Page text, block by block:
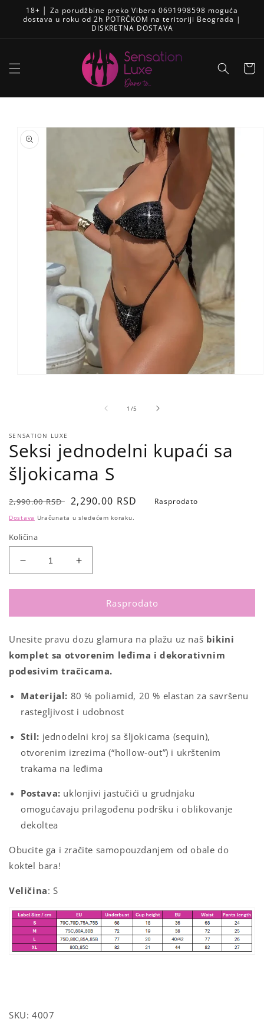
na
sadržaj
18+ │ Za porudžbine preko Vibera 0691998598 moguća
dostava u roku od 2h POTRČKOM na teritoriji Beograda |
DISKRETNA DOSTAVA
Korpa
information
1 /of5
SENSATION LUXE
Seksi jednodelni kupaći sa
šljokicama S
Regular
price
2,990.00 RSD Sale
price
2,290.00 RSD Rasprodato
Dostava Uračunata u sledećem koraku.
Količina
Smanji
količinu
za
jednodelni
sa
šljokicama
S
Povećaj
količinu
za
jednodelni
sa
šljokicama
Rasprodato
Unesite pravu dozu glamura na plažu uz naš bikini
komplet sa otvorenim leđima idekorativnim
podesivim tračicama.
Materijal: 80 % poliamid, 20 % elastan za savršenu
rastegljivost i udobnost
Stil: jednodelni kroj sa šljokicama (sequin),
otvorenim izrezima (“hollow-out”) i ukrštenim
trakama na leđima
Postava: uklonjivi jastučići u grudnjaku
omogućavaju prilagođenu podršku i oblikovanje
dekoltea
Obucite ga i zračite samopouzdanjem odobale do
koktel bara!
Veličina: S
SKU: 4007